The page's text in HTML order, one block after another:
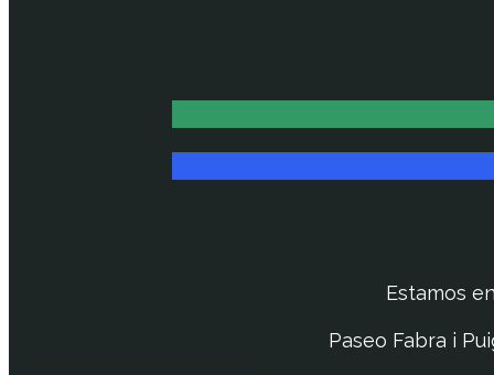
Estamos
Paseo Fabra i